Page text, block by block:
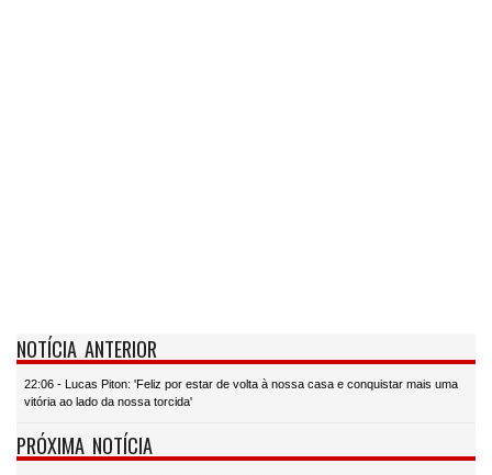
NOTÍCIA ANTERIOR
22:06 - Lucas Piton: 'Feliz por estar de volta à nossa casa e conquistar mais uma
vitória ao lado da nossa torcida'
PRÓXIMA NOTÍCIA